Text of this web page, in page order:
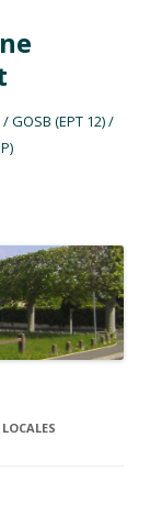
(EPT 12) /